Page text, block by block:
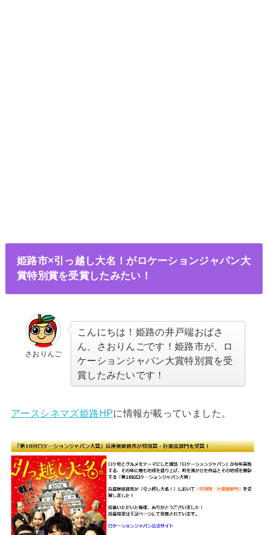
姫路市×引っ越し大名！がロケーションジャパン大
賞特別賞を受賞したみたい！
さおりんご
こんにちは！姫路の井戸端おばさ
ん、さおりんごです！姫路市が、ロ
ケーションジャパン大賞特別賞を受
賞したみたいです！
アースシネマズ姫路HPに情報が載っていました。